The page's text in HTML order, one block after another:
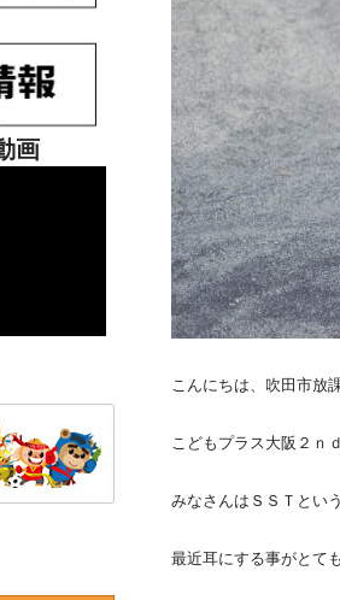
こんにちは、吹田市放
こどもプラス大阪２ｎ
みなさんはＳＳＴとい
最近耳にする事がとて
画